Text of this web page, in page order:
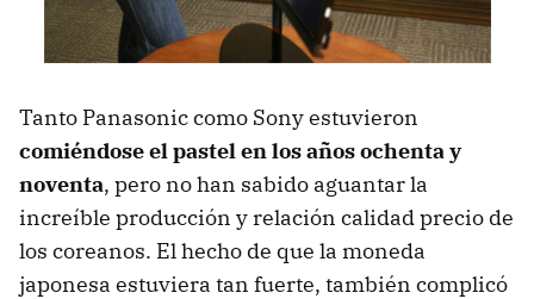
Tanto Panasonic como Sony estuvieron
comiéndose el pastel en los años ochenta y
noventa, pero no han sabido aguantar la
increíble producción y relación calidad precio de
los coreanos. El hecho de que la moneda
japonesa estuviera tan fuerte, también complicó